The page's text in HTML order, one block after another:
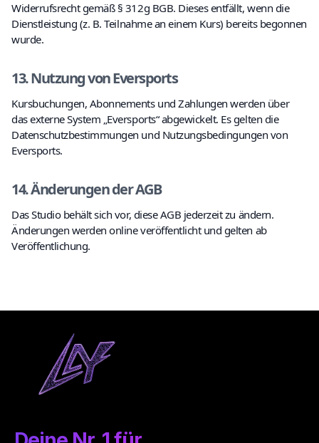
Widerrufsrecht gemäß § 312g BGB. Dieses entfällt, wenn die
Dienstleistung (z. B. Teilnahme an einem Kurs) bereits begonnen
wurde.
13. Nutzung von Eversports
Kursbuchungen, Abonnements und Zahlungen werden über
das externe System „Eversports“ abgewickelt. Es gelten die
Datenschutzbestimmungen und Nutzungsbedingungen von
Eversports.
14. Änderungen der AGB
Das Studio behält sich vor, diese AGB jederzeit zu ändern.
Änderungen werden online veröffentlicht und gelten ab
Veröffentlichung.